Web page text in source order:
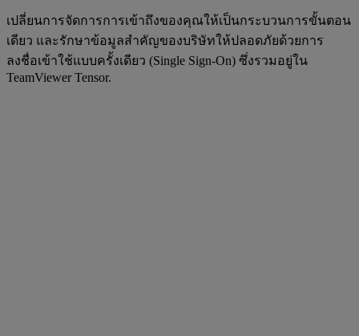
เปลี่ยนการจัดการการเข้าถึงของคุณให้เป็นกระบวนการขั้นตอน
เดียว และรักษาข้อมูลสำคัญของบริษัทให้ปลอดภัยด้วยการ
ลงชื่อเข้าใช้แบบครั้งเดียว (Single Sign-On) ซึ่งรวมอยู่ใน
TeamViewer Tensor.